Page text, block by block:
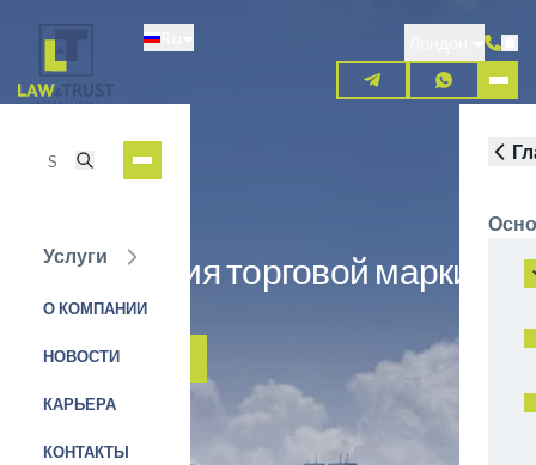
основному
содержанию
Услуги
О КОМПАНИИ
НОВОСТИ
КАРЬЕРА
КОНТАКТЫ
Регистрация торговой марки в
Замбии
ЗАЯВКА НА УСЛУГУ